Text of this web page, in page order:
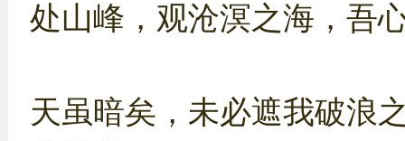
处山峰，观沧溟之海，吾
天虽暗矣，未必遮我破浪